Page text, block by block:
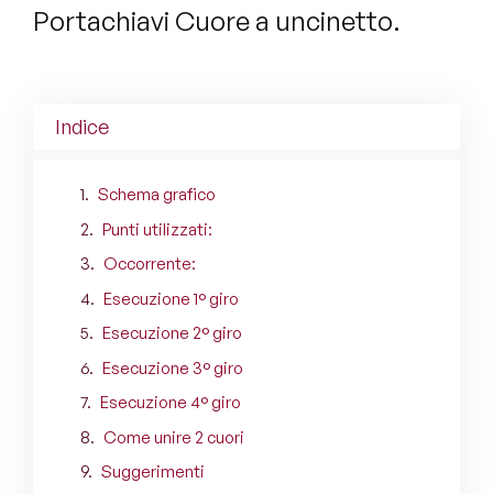
Portachiavi Cuore a uncinetto.
Indice
Schema grafico
Punti utilizzati:
Occorrente:
Esecuzione 1° giro
Esecuzione 2° giro
Esecuzione 3° giro
Esecuzione 4° giro
Come unire 2 cuori
Suggerimenti